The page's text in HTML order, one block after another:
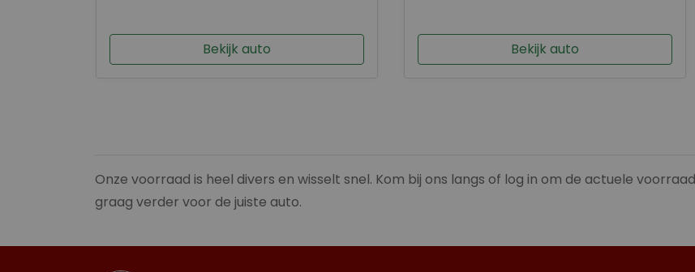
Bekijk auto Bekijk auto
Onze voorraad is heel divers en wisselt snel. Kom bij ons langs of log in om de actuele
graag verder voor de juiste auto.